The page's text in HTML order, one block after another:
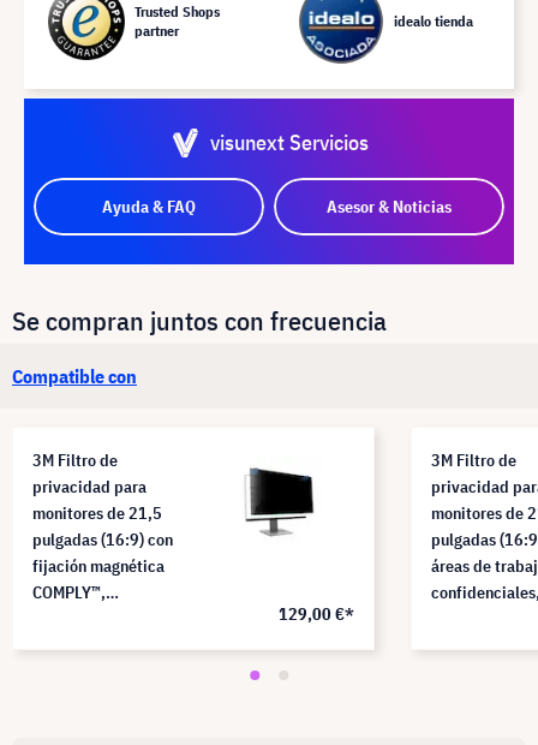
Trusted Shops
partner
idealo tienda
visunext Servicios
Ayuda & FAQ Asesor & Noticias
Se compran juntos con frecuencia
Compatible con
3M Filtro de
privacidad para
monitores de 21,5
pulgadas (16:9) con
fijación magnética
COMPLY™,
129,00 €*
3M Filtro de
privacidad
monitores de
pulgadas
áreas de